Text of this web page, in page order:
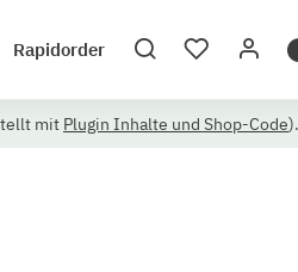
Rapidorder
mit Plugin Inhalte und Shop-Code).